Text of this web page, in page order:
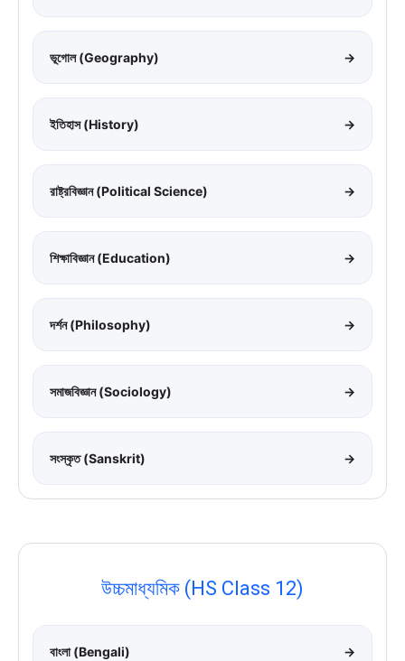
ভূগোল (Geography) →
ইতিহাস (History) →
রাষ্ট্রবিজ্ঞান (Political Science) →
শিক্ষাবিজ্ঞান (Education) →
দর্শন (Philosophy) →
সমাজবিজ্ঞান (Sociology) →
সংস্কৃত (Sanskrit) →
উচ্চমাধ্যমিক (HS Class 12)
বাংলা (Bengali) →